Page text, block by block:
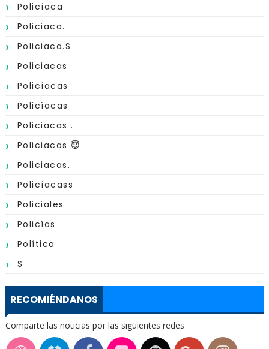
Policíaca
Policiaca.
Policiaca.s
Policiacas
Policíacas
Policìacas
Policiacas .
Policiacas 😇
Policiacas.
Policíacass
Policiales
Policías
Política
S
RECOMIÉNDANOS
Comparte las noticias por las siguientes redes